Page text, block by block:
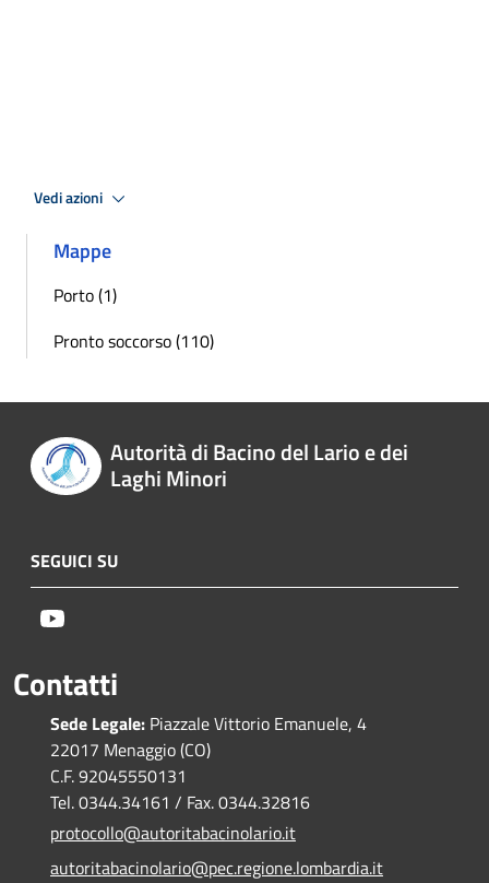
Vedi azioni
Mappe
Porto (1)
Pronto soccorso (110)
Autorità di Bacino del Lario e dei
Laghi Minori
SEGUICI SU
Contatti
Sede Legale: Piazzale Vittorio Emanuele, 4
22017 Menaggio (CO)
C.F. 92045550131
Tel. 0344.34161 / Fax. 0344.32816
protocollo@autoritabacinolario.it
autoritabacinolario@pec.regione.lombardia.it